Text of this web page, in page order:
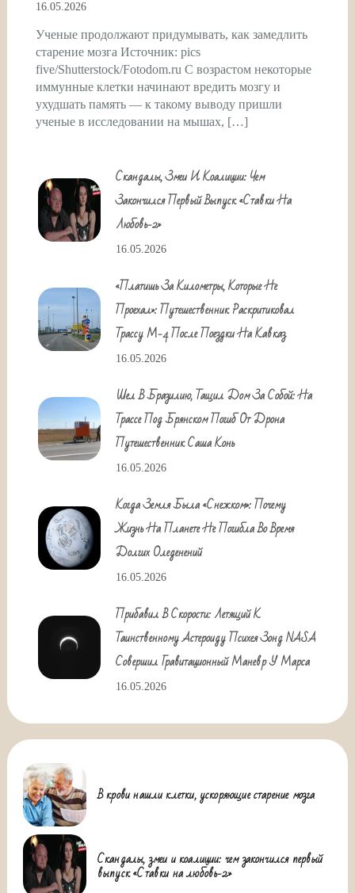
16.05.2026
Ученые продолжают придумывать, как замедлить
старение мозга Источник: pics
five/Shutterstock/Fotodom.ru С возрастом некоторые
иммунные клетки начинают вредить мозгу и
ухудшать память — к такому выводу пришли
ученые в исследовании на мышах, […]
Скандалы, Змеи И Коалиции: Чем
Закончился Первый Выпуск «Ставки На
Любовь-2»
16.05.2026
«Платишь За Километры, Которые Не
Проехал»: Путешественник Раскритиковал
Трассу М-4 После Поездки На Кавказ
16.05.2026
Шел В Бразилию, Тащил Дом За Собой: На
Трассе Под Брянском Погиб От Дрона
Путешественник Саша Конь
16.05.2026
Когда Земля Была «снежком»: Почему
Жизнь На Планете Не Погибла Во Время
Долгих Оледенений
16.05.2026
Прибавил В Скорости: Летящий К
Таинственному Астероиду Психея Зонд NASA
Совершил Гравитационный Маневр У Марса
16.05.2026
В крови нашли клетки, ускоряющие старение мозга
Скандалы, змеи и коалиции: чем закончился первый
выпуск «Ставки на любовь-2»